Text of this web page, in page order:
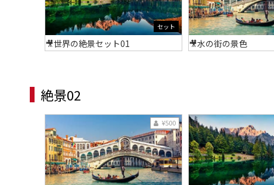
セット
🎥世界の絶景セット01 🎥水の街の景色
絶景02
¥500